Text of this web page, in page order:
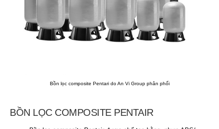
Bồn lọc composite Pentari do An Vi Group phân phối
BỒN LỌC COMPOSITE PENTAIR